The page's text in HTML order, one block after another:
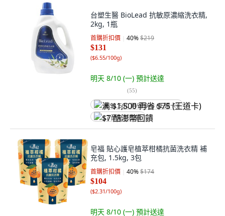
台塑生醫 BioLead 抗敏原濃縮洗衣精,
2kg, 1瓶
首購折扣價 40%$219
$131
($6.55/100g)
明天 8/10 (一) 預計送達
(55)
满 $1,500 再省 $75 (王道卡)
$7 酷澎幣回饋
皂福 貼心護皂植萃柑橘抗菌洗衣精 補
充包, 1.5kg, 3包
首購折扣價 40%$174
$104
($2.31/100g)
明天 8/10 (一) 預計送達